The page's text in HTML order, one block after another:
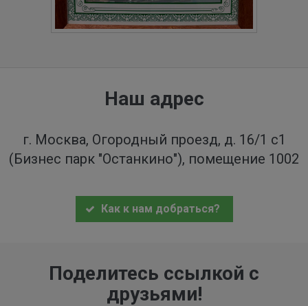
Наш адрес
г. Москва, Огородный проезд, д. 16/1 с1
(Бизнес парк "Останкино"), помещение 1002
Как к нам добраться?
Поделитесь ссылкой с
друзьями!